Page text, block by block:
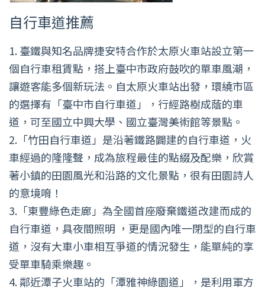
自行車道推薦
1. 臺鐵與知名品牌捷安特合作於太原火車站設立第一
個自行車租賃點，搭上臺中市政府鼓吹的單車風潮，
讓遊客能多個新玩法。自太原火車站出發，環繞市區
的選擇有「臺中市自行車道」，行經路樹成蔭的車
道，可至國立中興大學、國立臺灣美術館等景點。
2.「竹田自行車道」是沿著鐵路闢建的自行車道，火
車經過的隆隆聲，成為旅程最佳的點綴及配樂，欣賞
著小鎮的田園風光和沿路的文化景點，很有田園詩人
的意境唷！
3.「東豐綠色走廊」為全國首座廢棄鐵道改建而成的
自行車道，具夜間照明 ，更是國內唯一閉型的自行車
道，沒有大車小車相互爭道的情況發生，能單純的享
受單車騎乘樂趣。
4. 鄰近潭子火車站的「潭雅神綠園道」，是利用軍方